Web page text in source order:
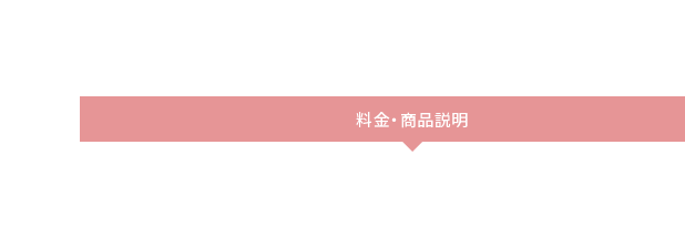
料金・商品説明